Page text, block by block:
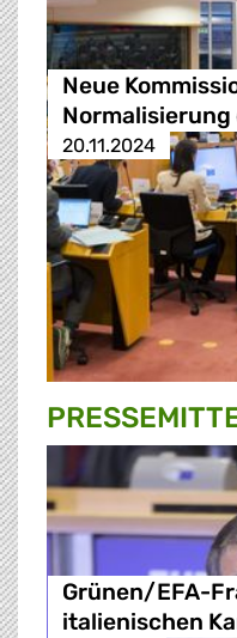
Neue
20.11.2024
Grünen/EFA-
italienischen